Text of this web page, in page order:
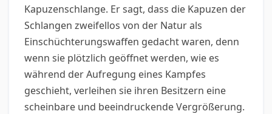
Kapuzenschlange. Er sagt, dass die Kapuzen der
Schlangen zweifellos von der Natur als
Einschüchterungswaffen gedacht waren, denn
wenn sie plötzlich geöffnet werden, wie es
während der Aufregung eines Kampfes
geschieht, verleihen sie ihren Besitzern eine
scheinbare und beeindruckende Vergrößerung.